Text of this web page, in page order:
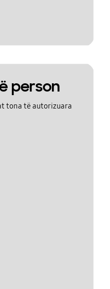
person
tona të autorizuara